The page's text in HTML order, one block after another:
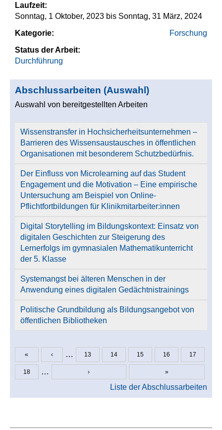
Laufzeit:
Sonntag, 1 Oktober, 2023 bis Sonntag, 31 März, 2024
Kategorie:
Forschung
Status der Arbeit:
Durchführung
Abschlussarbeiten (Auswahl)
Auswahl von bereitgestellten Arbeiten
Wissenstransfer in Hochsicherheitsunternehmen –
Barrieren des Wissensaustausches in öffentlichen
Organisationen mit besonderem Schutzbedürfnis.
Der Einfluss von Microlearning auf das Student
Engagement und die Motivation – Eine empirische
Untersuchung am Beispiel von Online-
Pflichtfortbildungen für Klinikmitarbeiter:innen
Digital Storytelling im Bildungskontext: Einsatz von
digitalen Geschichten zur Steigerung des
Lernerfolgs im gymnasialen Mathematikunterricht
der 5. Klasse
Systemangst bei älteren Menschen in der
Anwendung eines digitalen Gedächtnistrainings
Politische Grundbildung als Bildungsangebot von
öffentlichen Bibliotheken
Seiten
« ‹ … 13 14 15 16 17
18 … › »
Liste der Abschlussarbeiten